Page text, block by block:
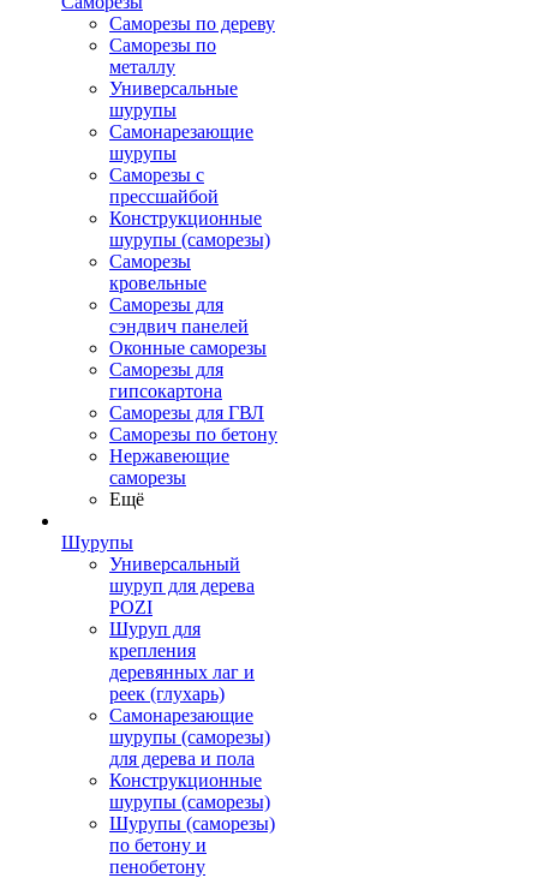
Саморезы по дереву
Саморезы по
металлу
Универсальные
шурупы
Самонарезающие
шурупы
Саморезы с
прессшайбой
Конструкционные
шурупы (саморезы)
Саморезы
кровельные
Саморезы для
сэндвич панелей
Оконные саморезы
Саморезы для
гипсокартона
Саморезы для ГВЛ
Саморезы по бетону
Нержавеющие
саморезы
Ещё
Шурупы
Универсальный
шуруп для дерева
POZI
Шуруп для
крепления
деревянных лаг и
реек (глухарь)
Самонарезающие
шурупы (саморезы)
для дерева и пола
Конструкционные
шурупы (саморезы)
Шурупы (саморезы)
по бетону и
пенобетону